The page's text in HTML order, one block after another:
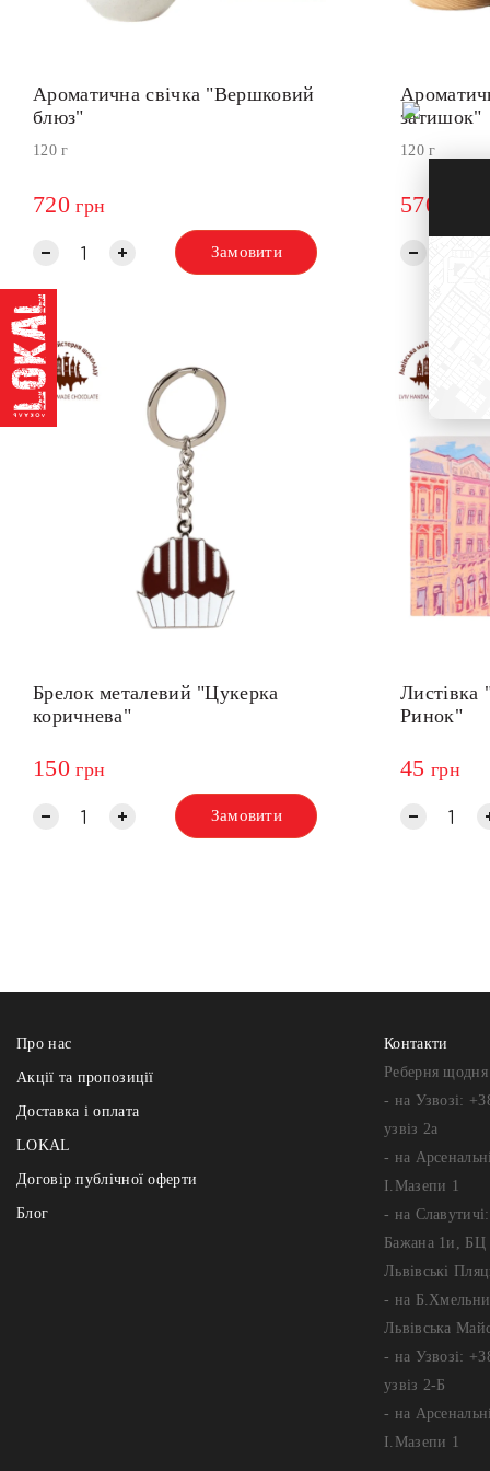
Ароматична свічка "Вершковий
блюз"
120 г
720 грн
Замовити
затишок"
120 г
570
Брелок металевий "Цукерка
коричнева"
150 грн
Замовити
Листівка
Ринок"
45 грн
Про нас
Акції та пропозиції
Доставка і оплата
LOKAL
Договір публічної оферти
Блог
Контакти
Реберня
- на Узвозі:
узвіз 2а
- на
І.Мазепи 1
- на
Бажана 1и, БЦ
Львівські
- на
Львівська
- на Узвозі:
узвіз 2-Б
- на
І.Мазепи 1